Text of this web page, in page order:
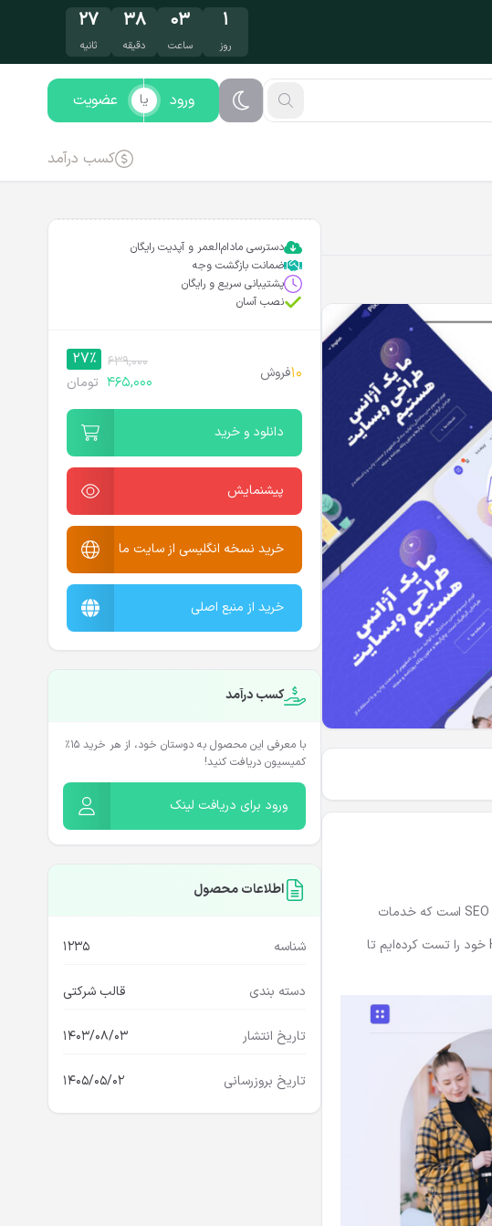
۱
روز
۰۳
ساعت
۳۸
دقیقه
۲۶
ثانیه
ورود عضویت یا
کسب درآمد
بوت استرپ چند صفحه ای واکنش گرا مدرن برای آژانس های دیجیتال راه اندازی و آژانس های SEO است که خدمات
خود را تست کرده‌ایم تا
دسترسی مادام‌العمر و آپدیت رایگان
ضمانت بازگشت وجه
پشتیبانی سریع و رایگان
نصب آسان
10فروش
639,000
27%
465,000 تومان
دانلود و خرید
پیشنمایش
خرید نسخه انگلیسی از سایت ما
خرید از منبع اصلی
کسب درآمد
با معرفی این محصول به دوستان خود، از هر خرید ۱۵٪
کمیسیون دریافت کنید!
ورود برای دریافت لینک
اطلاعات محصول
شناسه 1235
دسته بندی قالب شرکتی
تاریخ انتشار 1403/08/03
تاریخ بروزرسانی 1405/05/02